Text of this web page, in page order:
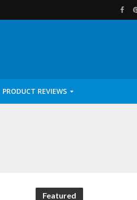
PRODUCT REVIEWS
Featured